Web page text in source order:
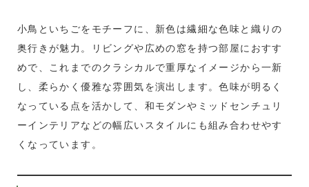
小鳥といちごをモチーフに、新色は繊細な色味と織りの
奥行きが魅力。リビングや広めの窓を持つ部屋におすす
めで、これまでのクラシカルで重厚なイメージから一新
し、柔らかく優雅な雰囲気を演出します。色味が明るく
なっている点を活かして、和モダンやミッドセンチュリ
ーインテリアなどの幅広いスタイルにも組み合わせやす
くなっています。